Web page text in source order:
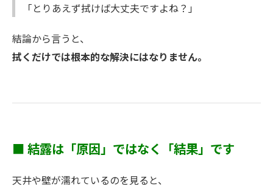
「とりあえず拭けば大丈夫ですよね？」
結論から言うと、
拭くだけでは根本的な解決にはなりません。
■ 結露は「原因」ではなく「結果」です
天井や壁が濡れているのを見ると、